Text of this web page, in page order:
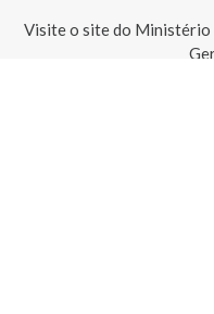
Visite o site do Ministério